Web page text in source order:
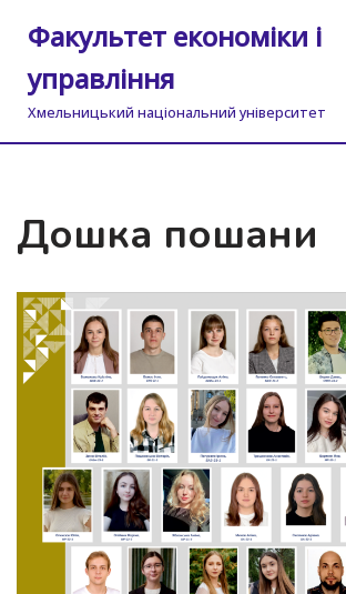
Перейти
до
вмісту
Факультет економіки і
управління
Хмельницький національний університет
Дошка пошани